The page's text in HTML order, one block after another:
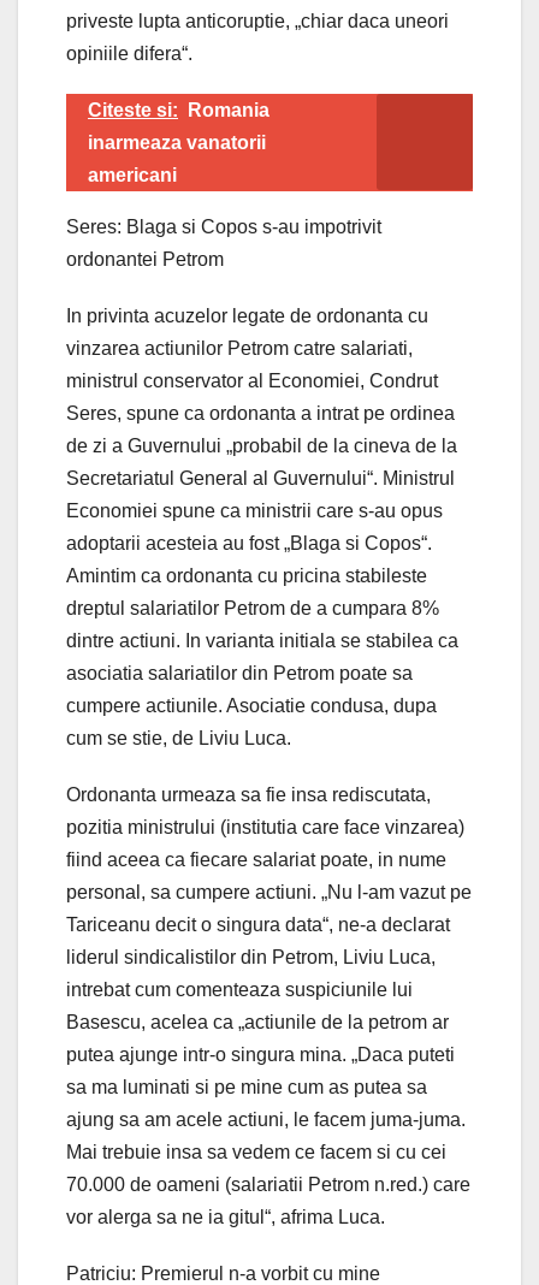
priveste lupta anticoruptie, „chiar daca uneori
opiniile difera“.
Citeste si:
Romania
inarmeaza vanatorii
americani
Seres: Blaga si Copos s-au impotrivit
ordonantei Petrom
In privinta acuzelor legate de ordonanta cu
vinzarea actiunilor Petrom catre salariati,
ministrul conservator al Economiei, Condrut
Seres, spune ca ordonanta a intrat pe ordinea
de zi a Guvernului „probabil de la cineva de la
Secretariatul General al Guvernului“. Ministrul
Economiei spune ca ministrii care s-au opus
adoptarii acesteia au fost „Blaga si Copos“.
Amintim ca ordonanta cu pricina stabileste
dreptul salariatilor Petrom de a cumpara 8%
dintre actiuni. In varianta initiala se stabilea ca
asociatia salariatilor din Petrom poate sa
cumpere actiunile. Asociatie condusa, dupa
cum se stie, de Liviu Luca.
Ordonanta urmeaza sa fie insa rediscutata,
pozitia ministrului (institutia care face vinzarea)
fiind aceea ca fiecare salariat poate, in nume
personal, sa cumpere actiuni. „Nu l-am vazut pe
Tariceanu decit o singura data“, ne-a declarat
liderul sindicalistilor din Petrom, Liviu Luca,
intrebat cum comenteaza suspiciunile lui
Basescu, acelea ca „actiunile de la petrom ar
putea ajunge intr-o singura mina. „Daca puteti
sa ma luminati si pe mine cum as putea sa
ajung sa am acele actiuni, le facem juma-juma.
Mai trebuie insa sa vedem ce facem si cu cei
70.000 de oameni (salariatii Petrom n.red.) care
vor alerga sa ne ia gitul“, afrima Luca.
Patriciu: Premierul n-a vorbit cu mine